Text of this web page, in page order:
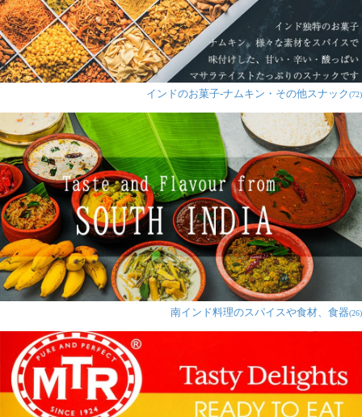
てなんか乗せたりして食べるのがいい感じでした。他に
も色々使えそうです。ピザっぽくしたりしても美味しい
です。
★★★★★匿名希望
プレゼントでしたが、とても喜ばれました。
★★★★★アイアイ様
さまざまな味のパパドを試してみたくてノーマルタイ
プ、ウラドのパパドなどと一緒に購入しました。フライ
パンでローストするパパドよりも揚げたパパドの方が好
きなので、サッと油で揚げて食べてみました。名前の通
りガーリック味がガツンときてとても美味しいです。そ
れだけでもおつまみになる美味しさでした。
インドのお菓子-ナムキン・その他スナック(72)
南インド料理のスパイスや食材、食器(26)